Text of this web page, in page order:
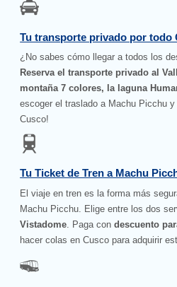
Tu transporte privado por todo
¿No sabes cómo llegar a todos los
Reserva el transporte privado al
montaña 7 colores, la laguna
escoger el traslado a Machu Picchu
Cusco!
Tu Ticket de Tren a Machu
El viaje en tren es la forma más
Machu Picchu. Elige entre los dos
Vistadome . Paga condescuento
hacer colas en Cusco para adquirir